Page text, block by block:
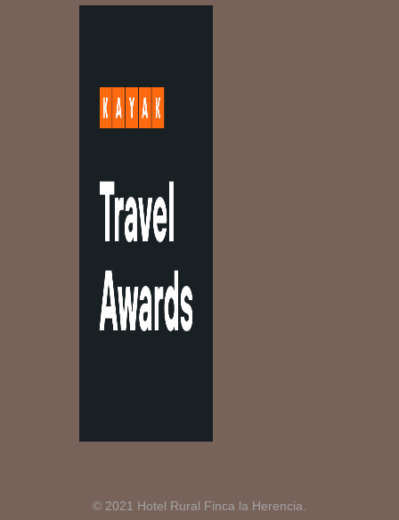
© 2021 Hotel Rural Finca la Herencia.